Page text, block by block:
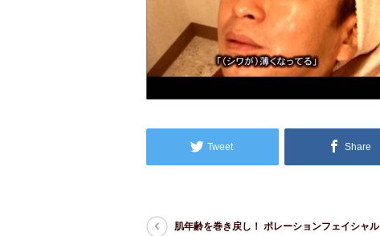
Tweet Share
肌年齢を巻き戻し！ ポレーションフェイシャル